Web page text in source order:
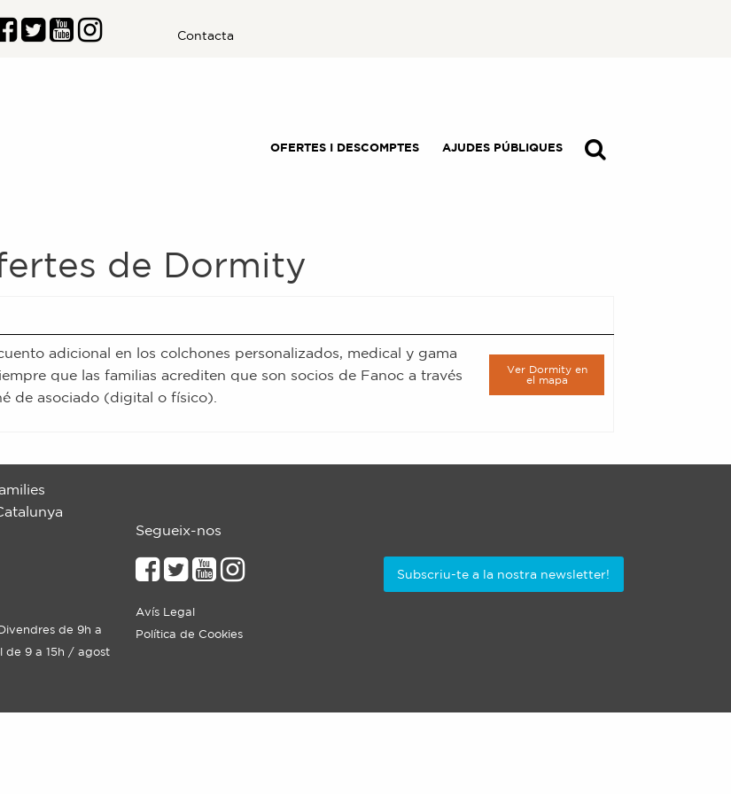
Contacta
OFERTES I DESCOMPTES AJUDES PÚBLIQUES
de Dormity
adicional en los colchones personalizados, medical y gama
que las familias acrediten que son socios de Fanoc a través
de asociado (digital o físico).
Ver Dormity en
el mapa
de 9h a
de 9 a 15h / agost
Segueix-nos
Avís Legal
Política de Cookies
Subscriu-te a la nostra newsletter!